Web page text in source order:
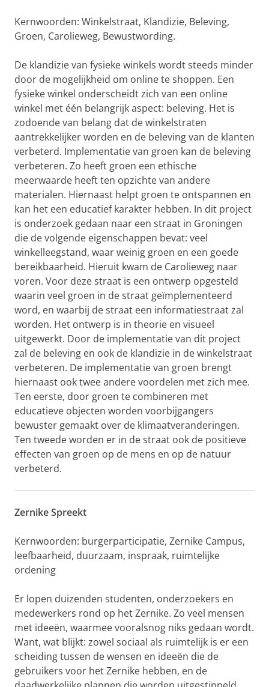
Kernwoorden: Winkelstraat, Klandizie, Beleving,
Groen, Carolieweg, Bewustwording.
De klandizie van fysieke winkels wordt steeds minder
door de mogelijkheid om online te shoppen. Een
fysieke winkel onderscheidt zich van een online
winkel met één belangrijk aspect: beleving. Het is
zodoende van belang dat de winkelstraten
aantrekkelijker worden en de beleving van de klanten
verbeterd. Implementatie van groen kan de beleving
verbeteren. Zo heeft groen een ethische
meerwaarde heeft ten opzichte van andere
materialen. Hiernaast helpt groen te ontspannen en
kan het een educatief karakter hebben. In dit project
is onderzoek gedaan naar een straat in Groningen
die de volgende eigenschappen bevat: veel
winkelleegstand, waar weinig groen en een goede
bereikbaarheid. Hieruit kwam de Carolieweg naar
voren. Voor deze straat is een ontwerp opgesteld
waarin veel groen in de straat geïmplementeerd
word, en waarbij de straat een informatiestraat zal
worden. Het ontwerp is in theorie en visueel
uitgewerkt. Door de implementatie van dit project
zal de beleving en ook de klandizie in de winkelstraat
verbeteren. De implementatie van groen brengt
hiernaast ook twee andere voordelen met zich mee.
Ten eerste, door groen te combineren met
educatieve objecten worden voorbijgangers
bewuster gemaakt over de klimaatveranderingen.
Ten tweede worden er in de straat ook de positieve
effecten van groen op de mens en op de natuur
verbeterd.
Zernike Spreekt
Kernwoorden: burgerparticipatie, Zernike Campus,
leefbaarheid, duurzaam, inspraak, ruimtelijke
ordening
Er lopen duizenden studenten, onderzoekers en
medewerkers rond op het Zernike. Zo veel mensen
met ideeën, waarmee vooralsnog niks gedaan wordt.
Want, wat blijkt: zowel sociaal als ruimtelijk is er een
scheiding tussen de wensen en ideeën die de
gebruikers voor het Zernike hebben, en de